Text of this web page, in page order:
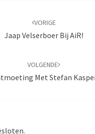
VORIGE
Jaap Velserboer Bij AiR!
VOLGENDE
Met Stefan